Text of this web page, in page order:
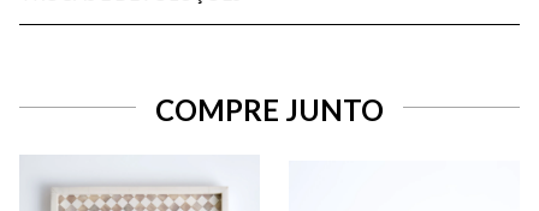
COMPRE JUNTO